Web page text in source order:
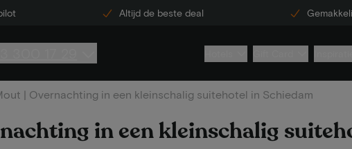
Altijd de beste deal
| Overnachting in een kleinschalig suitehotel in Schiedam
in een kleinschalig